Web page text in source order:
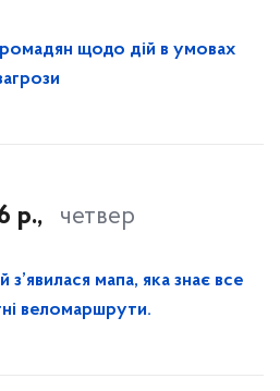
щодо дій в умовах
р., четвер
мапа, яка знає все
веломаршрути.